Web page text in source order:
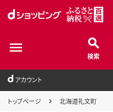
検索
アカウント
トップページ 北海道礼文町